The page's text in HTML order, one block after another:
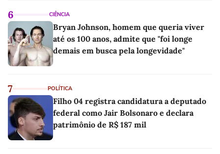
6 CIÊNCIA
Bryan Johnson, homem que queria viver
até os 100 anos, admite que "foi longe
demais em busca pela longevidade"
7 POLÍTICA
Filho 04 registra candidatura a deputado
federal como Jair Bolsonaro e declara
patrimônio de R$ 187 mil